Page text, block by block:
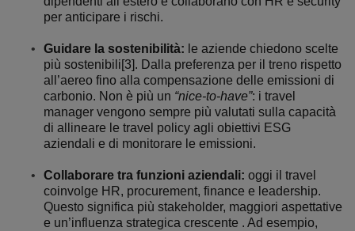
per anticipare i rischi.
Guidare la sostenibilità: le aziende chiedono scelte
più sostenibili[3]. Dalla preferenza per il treno rispetto
all’aereo fino alla compensazione delle emissioni di
carbonio. Non è più un “nice-to-have”: i travel
manager vengono sempre più valutati sulla capacità
di allineare le travel policy agli obiettivi ESG
aziendali e di monitorare le emissioni.
Collaborare tra funzioni aziendali: oggi il travel
coinvolge HR, procurement, finance e leadership.
Questo significa più stakeholder, maggiori aspettative
e un’influenza strategica crescente . Ad esempio,